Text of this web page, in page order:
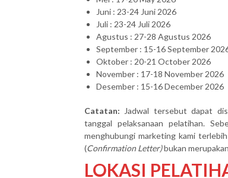
Juni : 23-24 Juni 2026
Juli : 23-24 Juli 2026
Agustus : 27-28 Agustus 2026
September : 15-16 September
Oktober : 20-21 October 2026
November : 17-18 November 2026
Desember : 15-16 December 2026
Catatan: Jadwal tersebut dapat
tanggal pelaksanaan pelatihan.
menghubungi marketing kami
(Confirmation Letter)bukan
LOKASI